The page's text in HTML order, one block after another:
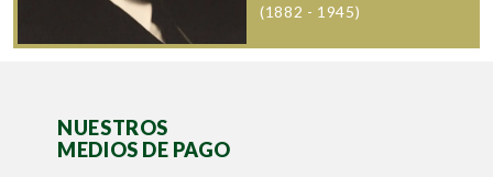
(1882 - 1945)
NUESTROS
MEDIOS DE PAGO